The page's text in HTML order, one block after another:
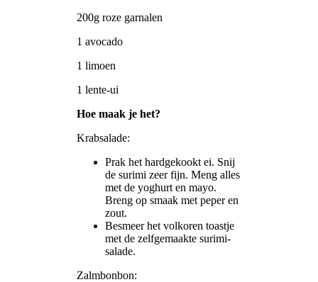
200g roze garnalen
1 avocado
1 limoen
1 lente-ui
Hoe maak je het?
Krabsalade:
Prak het hardgekookt ei. Snij
de surimi zeer fijn. Meng alles
met de yoghurt en mayo.
Breng op smaak met peper en
zout.
Besmeer het volkoren toastje
met de zelfgemaakte surimi-
salade.
Zalmbonbon: